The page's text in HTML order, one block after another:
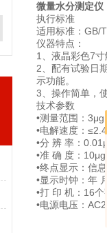
微量水分测定仪
执行标准
适用标准：GB/
仪器特点：
1、液晶彩色7
2、配有试验日
示功能。
3、操作简单，
技术参数
•测量范围：
•电解速度：
•分 辨 率：
•准 确 度：
•终点显示：信
•显示时钟：年
•打 印 机：16个
•电源电压：